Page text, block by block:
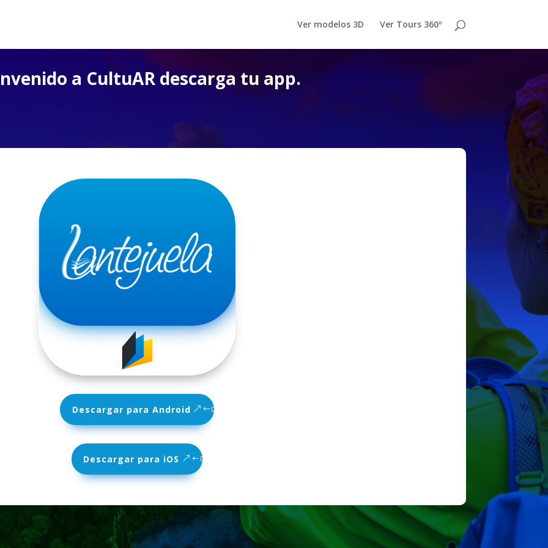
Ver modelos 3D Ver Tours 360º
a CultuAR descarga tu app.
Descargar para Android
Descargar para iOS